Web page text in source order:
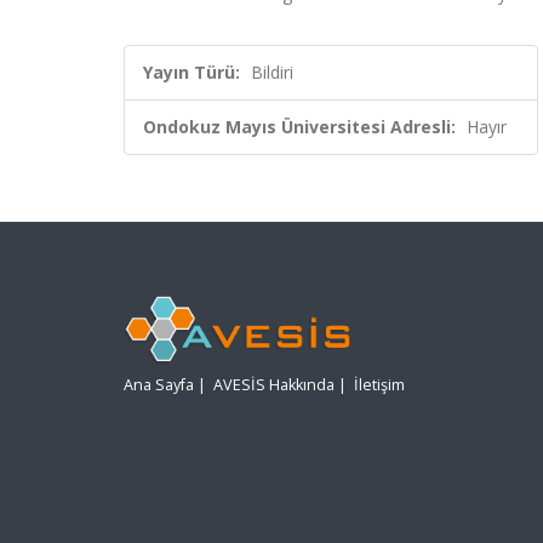
Yayın Türü: Bildiri
Ondokuz Mayıs Üniversitesi Adresli: Hayır
Ana Sayfa | AVESİS Hakkında | İletişim